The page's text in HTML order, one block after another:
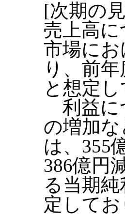
[次期の
売上高
市場に
り、前
と想定
利益に
の増加
は、355
386億円
る当期
定してお